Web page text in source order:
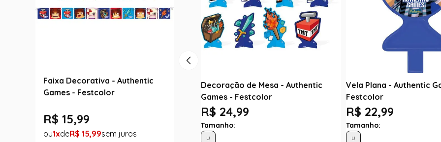
Faixa Decorativa - Authentic
Games - Festcolor
R$ 15,99
1 R$ 15,99
Decoração de Mesa - Authentic
Games - Festcolor
R$ 24,99
Tamanho:
U
Vela Plana - Authentic
Festcolor
R$ 22,99
Tamanho:
U